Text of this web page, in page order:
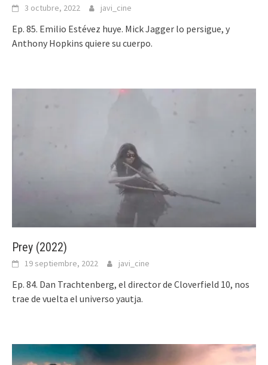
3 octubre, 2022 javi_cine
Ep. 85. Emilio Estévez huye. Mick Jagger lo persigue, y
Anthony Hopkins quiere su cuerpo.
Prey (2022)
19 septiembre, 2022 javi_cine
Ep. 84. Dan Trachtenberg, el director de Cloverfield 10, nos
trae de vuelta el universo yautja.